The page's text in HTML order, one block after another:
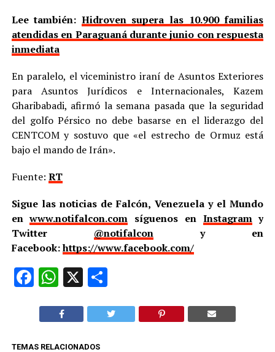
Lee también: Hidroven supera las 10.900 familias
atendidas en Paraguaná durante junio con respuesta
inmediata
En paralelo, el viceministro iraní de Asuntos Exteriores
para Asuntos Jurídicos e Internacionales, Kazem
Gharibabadi, afirmó la semana pasada que la seguridad
del golfo Pérsico no debe basarse en el liderazgo del
CENTCOM y sostuvo que «el estrecho de Ormuz está
bajo el mando de Irán».
Fuente: RT
Sigue las noticias de Falcón, Venezuela y el Mundo
enwww.notifalcon.com síguenos en Instagramy
Twitter @notifalcony en
Facebook:https://www.facebook.com/
Facebook
WhatsApp
X Compartir
TEMAS RELACIONADOS